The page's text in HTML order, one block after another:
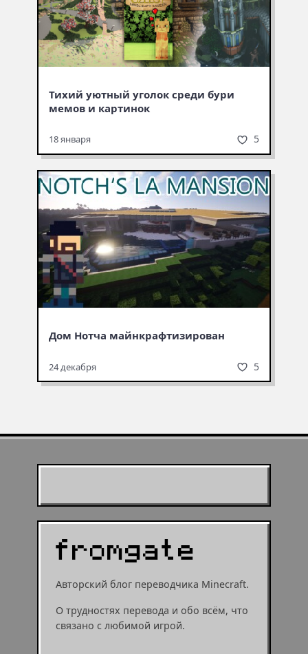
Тихий уютный уголок среди бури
мемов и картинок
18 января 5
Дом Нотча майн­краф­тизи­рован
24 декабря 5
Авторский блог переводчика Minecraft.
О трудностях перевода и обо всём, что
связано с любимой игрой.
муушрумом или мушрумом